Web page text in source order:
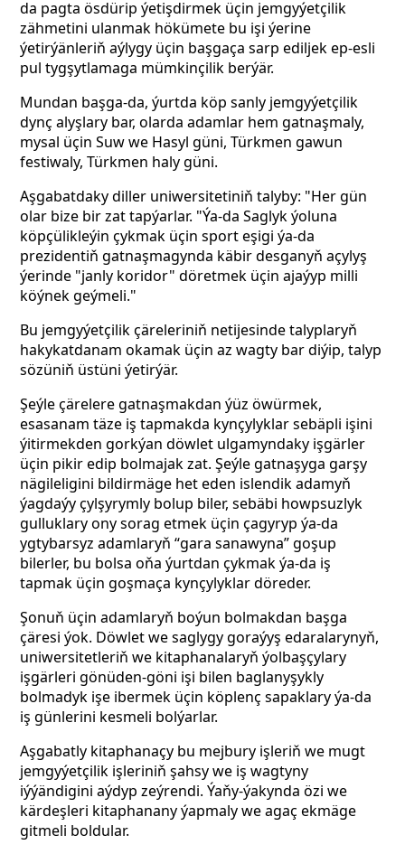
da pagta ösdürip ýetişdirmek üçin jemgyýetçilik
zähmetini ulanmak hökümete bu işi ýerine
ýetirýänleriň aýlygy üçin başgaça sarp ediljek ep-esli
pul tygşytlamaga mümkinçilik berýär.
Mundan başga-da, ýurtda köp sanly jemgyýetçilik
dynç alyşlary bar, olarda adamlar hem gatnaşmaly,
mysal üçin Suw we Hasyl güni, Türkmen gawun
festiwaly, Türkmen haly güni.
Aşgabatdaky diller uniwersitetiniň talyby: "Her gün
olar bize bir zat tapýarlar. "Ýa-da Saglyk ýoluna
köpçülikleýin çykmak üçin sport eşigi ýa-da
prezidentiň gatnaşmagynda käbir desganyň açylyş
ýerinde "janly koridor" döretmek üçin ajaýyp milli
köýnek geýmeli."
Bu jemgyýetçilik çäreleriniň netijesinde talyplaryň
hakykatdanam okamak üçin az wagty bar diýip, talyp
sözüniň üstüni ýetirýär.
Şeýle çärelere gatnaşmakdan ýüz öwürmek,
esasanam täze iş tapmakda kynçylyklar sebäpli işini
ýitirmekden gorkýan döwlet ulgamyndaky işgärler
üçin pikir edip bolmajak zat. Şeýle gatnaşyga garşy
nägileligini bildirmäge het eden islendik adamyň
ýagdaýy çylşyrymly bolup biler, sebäbi howpsuzlyk
gulluklary ony sorag etmek üçin çagyryp ýa-da
ygtybarsyz adamlaryň “gara sanawyna” goşup
bilerler, bu bolsa oňa ýurtdan çykmak ýa-da iş
tapmak üçin goşmaça kynçylyklar döreder.
Şonuň üçin adamlaryň boýun bolmakdan başga
çäresi ýok. Döwlet we saglygy goraýyş edaralarynyň,
uniwersitetleriň we kitaphanalaryň ýolbaşçylary
işgärleri gönüden-göni işi bilen baglanyşykly
bolmadyk işe ibermek üçin köplenç sapaklary ýa-da
iş günlerini kesmeli bolýarlar.
Aşgabatly kitaphanaçy bu mejbury işleriň we mugt
jemgyýetçilik işleriniň şahsy we iş wagtyny
iýýändigini aýdyp zeýrendi. Ýaňy-ýakynda özi we
kärdeşleri kitaphanany ýapmaly we agaç ekmäge
gitmeli boldular.